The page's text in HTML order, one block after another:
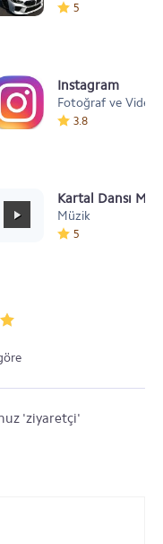
5
Instagram
Fotoğraf ve Video
3.8
Kartal Dansı
Müzik
5
'ziyaretçi'